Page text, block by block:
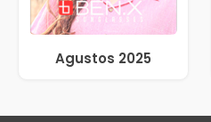
Agustos 2025